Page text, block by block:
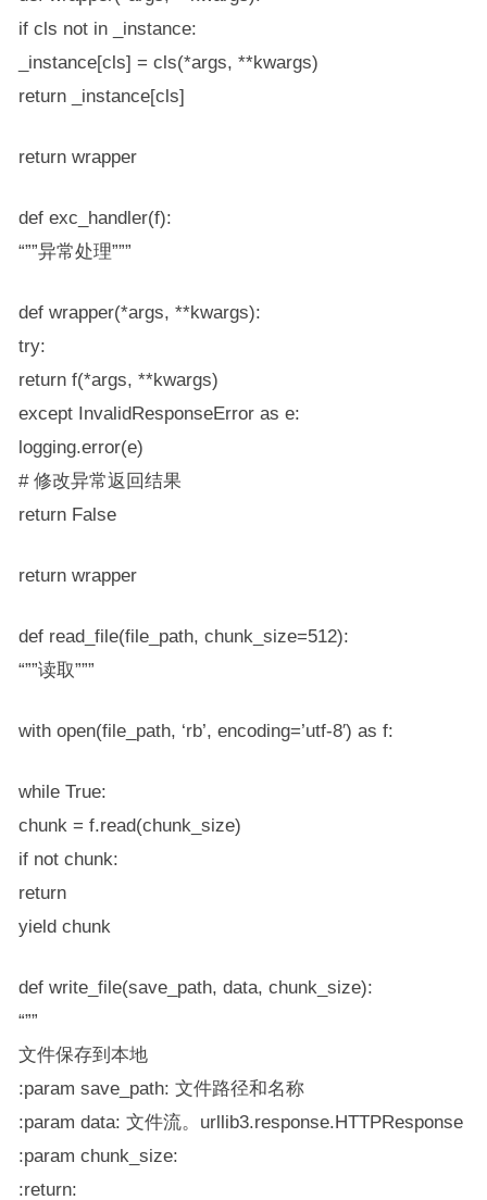
if cls not in _instance:
_instance[cls] = cls(*args, **kwargs)
return _instance[cls]
return wrapper
def exc_handler(f):
“””异常处理”””
def wrapper(*args, **kwargs):
try:
return f(*args, **kwargs)
except InvalidResponseError as e:
logging.error(e)
# 修改异常返回结果
return False
return wrapper
def read_file(file_path, chunk_size=512):
“””读取”””
with open(file_path, ‘rb’, encoding=’utf-8′) as f:
while True:
chunk = f.read(chunk_size)
if not chunk:
return
yield chunk
def write_file(save_path, data, chunk_size):
“””
文件保存到本地
:param save_path: 文件路径和名称
:param data: 文件流。urllib3.response.HTTPResponse
:param chunk_size:
:return: